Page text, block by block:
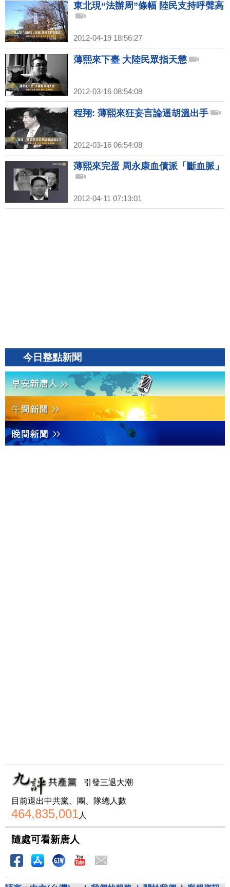
東北現“法辦周”條幅 陸民支持呼聲高
2012-04-19 18:56:27
薄熙來下臺 大陸民眾指天懲
2012-03-16 08:54:08
程翔: 薄熙來狂妄言論逼胡溫出手
2012-03-16 06:54:08
薄熙來完蛋 周永康血債派「斷血脈」
2012-04-11 07:13:01
今日整點新聞
引發三退大潮
目前退出中共黨、團、隊總人數
464,835,001人
隨處可看新唐人